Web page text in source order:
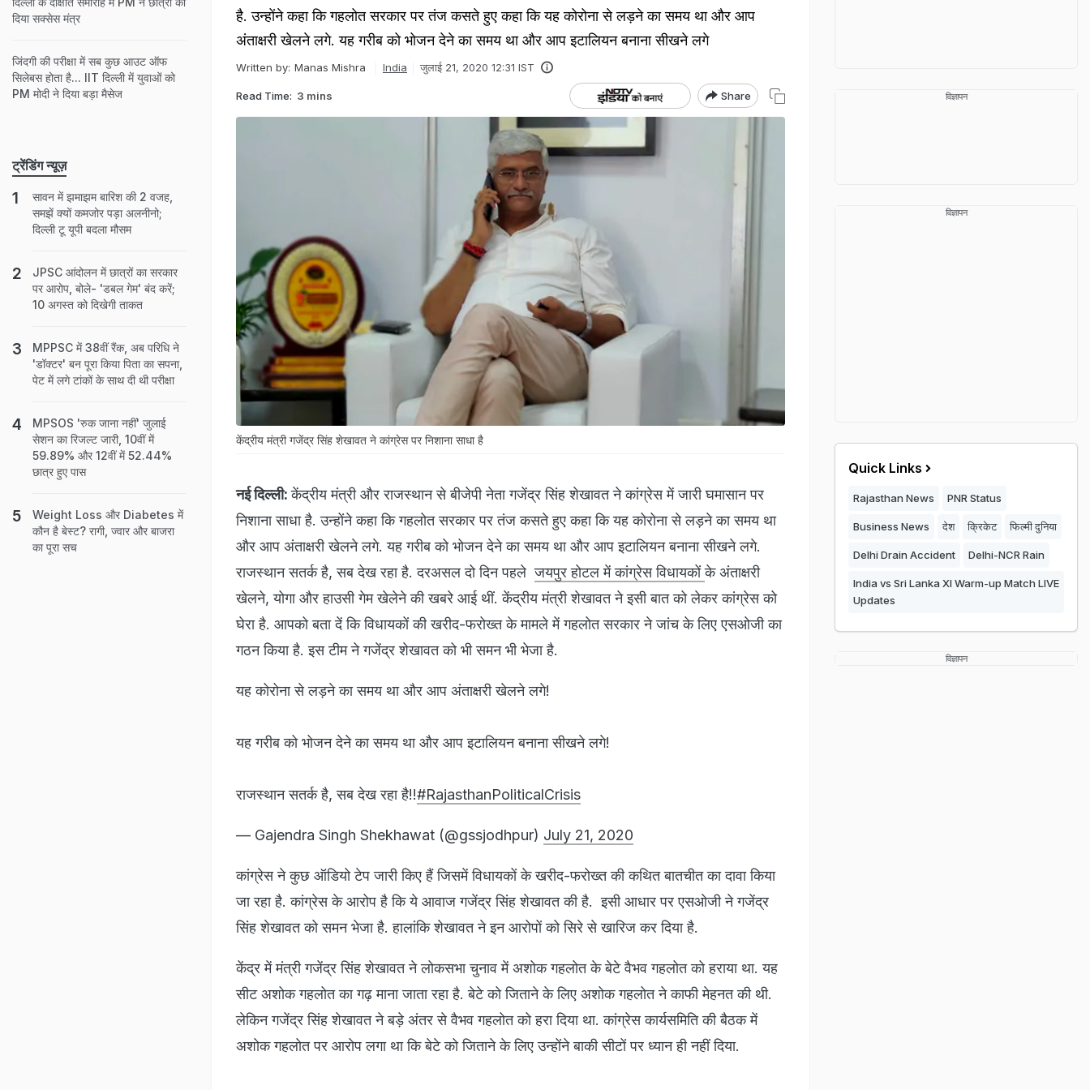
है. उन्होंने कहा कि गहलोत सरकार पर तंज कसते हुए कहा कि यह कोरोना से लड़ने का समय था और आप
अंताक्षरी खेलने लगे. यह गरीब को भोजन देने का समय था और आप इटालियन बनाना सीखने लगे
Written by: Manas Mishra India जुलाई 21, 2020 12:31 IST
Read Time: 3 mins Share
केंद्रीय मंत्री गजेंद्र सिंह शेखावत ने कांग्रेस पर निशाना साधा है
नई दिल्ली: केंद्रीय मंत्री और राजस्थान से बीजेपी नेता गजेंद्र सिंह शेखावत ने कांग्रेस में जारी घमासान पर
निशाना साधा है. उन्होंने कहा कि गहलोत सरकार पर तंज कसते हुए कहा कि यह कोरोना से लड़ने का समय था
और आप अंताक्षरी खेलने लगे. यह गरीब को भोजन देने का समय था और आप इटालियन बनाना सीखने लगे.
राजस्थान सतर्क है, सब देख रहा है. दरअसल दो दिन पहलेजयपुर होटल में कांग्रेस विधायकोंके अंताक्षरी
खेलने, योगा और हाउसी गेम खेलेने की खबरे आई थीं. केंद्रीय मंत्री शेखावत ने इसी बात को लेकर कांग्रेस को
घेरा है. आपको बता दें कि विधायकों की खरीद-फरोख्त के मामले में गहलोत सरकार ने जांच के लिए एसओजी का
गठन किया है. इस टीम ने गजेंद्र शेखावत को भी समन भी भेजा है.
यह कोरोना से लड़ने का समय था और आप अंताक्षरी खेलने लगे!
यह गरीब को भोजन देने का समय था और आप इटालियन बनाना सीखने लगे!
राजस्थान सतर्क है, सब देख रहा है!!#RajasthanPoliticalCrisis
— Gajendra Singh Shekhawat (@gssjodhpur) July 21, 2020
कांग्रेस ने कुछ ऑडियो टेप जारी किए हैं जिसमें विधायकों के खरीद-फरोख्त की कथित बातचीत का दावा किया
जा रहा है. कांग्रेस के आरोप है कि ये आवाज गजेंद्र सिंह शेखावत की है. इसी आधार पर एसओजी ने गजेंद्र
सिंह शेखावत को समन भेजा है. हालांकि शेखावत ने इन आरोपों को सिरे से खारिज कर दिया है.
केंद्र में मंत्री गजेंद्र सिंह शेखावत ने लोकसभा चुनाव में अशोक गहलोत के बेटे वैभव गहलोत को हराया था. यह
सीट अशोक गहलोत का गढ़ माना जाता रहा है. बेटे को जिताने के लिए अशोक गहलोत ने काफी मेहनत की थी.
लेकिन गजेंद्र सिंह शेखावत ने बड़े अंतर से वैभव गहलोत को हरा दिया था. कांग्रेस कार्यसमिति की बैठक में
अशोक गहलोत पर आरोप लगा था कि बेटे को जिताने के लिए उन्होंने बाकी सीटों पर ध्यान ही नहीं दिया.
दिया सक्सेस मंत्र
जिंदगी की परीक्षा में सब कुछ आउट ऑफ
सिलेबस होता है... IIT दिल्ली में युवाओं को
PM मोदी ने दिया बड़ा मैसेज
ट्रेंडिंग न्यूज़
सावन में झमाझम बारिश की 2 वजह,
समझें क्यों कमजोर पड़ा अलनीनो;
दिल्ली टू यूपी बदला मौसम
JPSC आंदोलन में छात्रों का सरकार
पर आरोप, बोले- 'डबल गेम' बंद करें;
10 अगस्त को दिखेगी ताकत
MPPSC में 38वीं रैंक, अब परिधि ने
'डॉक्टर' बन पूरा किया पिता का सपना,
पेट में लगे टांकों के साथ दी थी परीक्षा
MPSOS 'रुक जाना नहीं' जुलाई
सेशन का रिजल्ट जारी, 10वीं में
59.89% और 12वीं में 52.44%
छात्र हुए पास
Weight Loss और Diabetes में
कौन है बेस्ट? रागी, ज्वार और बाजरा
का पूरा सच
विज्ञापन
विज्ञापन
Quick Links
Rajasthan News PNR Status
Business News देश क्रिकेट फिल्मी दुनिया
Delhi Drain Accident Delhi-NCR Rain
India vs Sri Lanka XI Warm-up Match LIVE
Updates
विज्ञापन